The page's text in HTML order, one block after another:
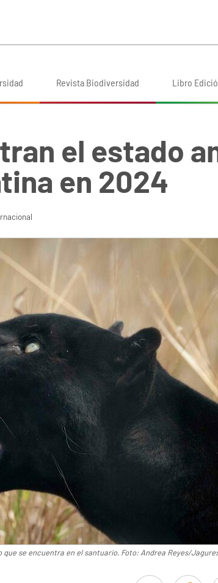
Revista Biodiversidad Libro
el estado
en 2024
se encuentra en el santuario. Foto: Andrea Reyes/